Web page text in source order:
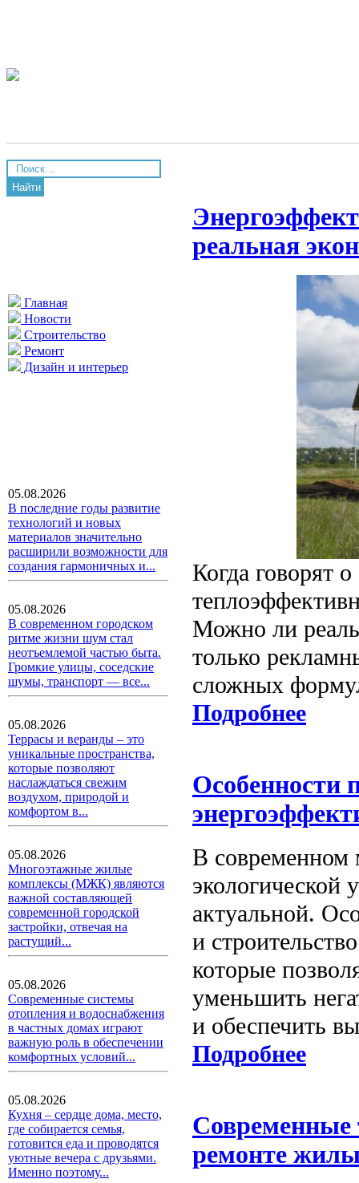
Найти
Главная
Новости
Строительство
Ремонт
Дизайн и интерьер
05.08.2026
В последние годы развитие
технологий и новых
материалов значительно
расширили возможности для
создания гармоничных и...
05.08.2026
В современном городском
ритме жизни шум стал
неотъемлемой частью быта.
Громкие улицы, соседские
шумы, транспорт — все...
05.08.2026
Террасы и веранды – это
уникальные пространства,
которые позволяют
наслаждаться свежим
воздухом, природой и
комфортом в...
05.08.2026
Многоэтажные жилые
комплексы (МЖК) являются
важной составляющей
современной городской
застройки, отвечая на
растущий...
05.08.2026
Современные системы
отопления и водоснабжения
в частных домах играют
важную роль в обеспечении
комфортных условий...
05.08.2026
Кухня – сердце дома, место,
где собирается семья,
готовится еда и проводятся
уютные вечера с друзьями.
Именно поэтому...
реальная
Когда говорят
Можно ли
только
сложных
Подробнее
Особенности
В современном
экологической
актуальной.
и
которые
уменьшить
и обеспечить
Подробнее
Современные
ремонте